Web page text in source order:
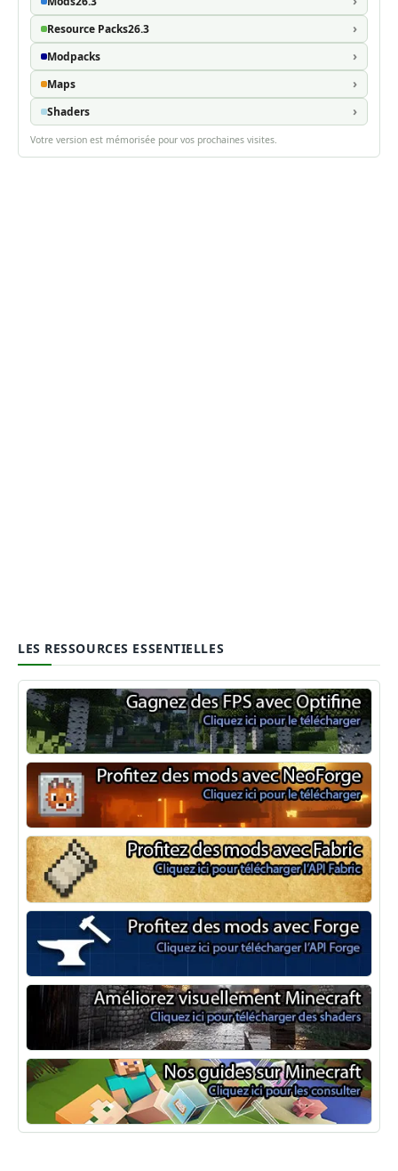
Resource Packs26.3
Modpacks
Maps
Shaders
Votre version est mémorisée pour vos prochaines visites.
LES RESSOURCES ESSENTIELLES
Optifine
NeoForge
Minecraft Fabric
Minecraft Forge
Shaders Minecraft
Guide Minecraft